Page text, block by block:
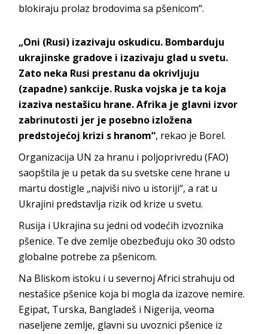
blokiraju prolaz brodovima sa pšenicom“.
„Oni (Rusi) izazivaju oskudicu. Bombarduju
ukrajinske gradove i izazivaju glad u svetu.
Zato neka Rusi prestanu da okrivljuju
(zapadne) sankcije. Ruska vojska je ta koja
izaziva nestašicu hrane. Afrika je glavni izvor
zabrinutosti jer je posebno izložena
predstojećoj krizi s hranom“, rekao je Borel.
Organizacija UN za hranu i poljoprivredu (FAO)
saopštila je u petak da su svetske cene hrane u
martu dostigle „najviši nivo u istoriji“, a rat u
Ukrajini predstavlja rizik od krize u svetu.
Rusija i Ukrajina su jedni od vodećih izvoznika
pšenice. Te dve zemlje obezbeđuju oko 30 odsto
globalne potrebe za pšenicom.
Na Bliskom istoku i u severnoj Africi strahuju od
nestašice pšenice koja bi mogla da izazove nemire.
Egipat, Turska, Bangladeš i Nigerija, veoma
naseljene zemlje, glavni su uvoznici pšenice iz